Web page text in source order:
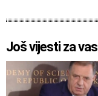
Još vijesti za vas